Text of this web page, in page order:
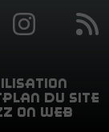
plan du site
on web